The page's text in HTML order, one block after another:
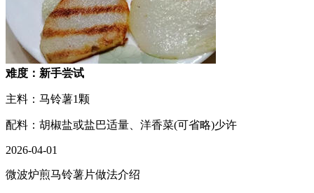
难度：新手尝试
主料：马铃薯1颗
配料：胡椒盐或盐巴适量、洋香菜(可省略)少许
2026-04-01
微波炉煎马铃薯片做法介绍